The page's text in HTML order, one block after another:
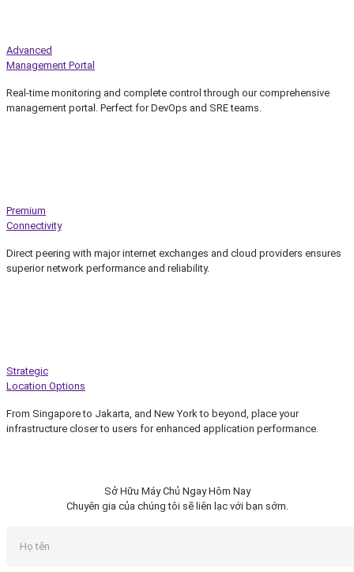
Advanced
Management Portal
Real-time monitoring and complete control through our comprehensive
management portal. Perfect for DevOps and SRE teams.
Premium
Connectivity
Direct peering with major internet exchanges and cloud providers ensures
superior network performance and reliability.
Strategic
Location Options
From Singapore to Jakarta, and New York to beyond, place your
infrastructure closer to users for enhanced application performance.
Sở Hữu Máy Chủ Ngay Hôm Nay
Chuyên gia của chúng tôi sẽ liên lạc với bạn sớm.